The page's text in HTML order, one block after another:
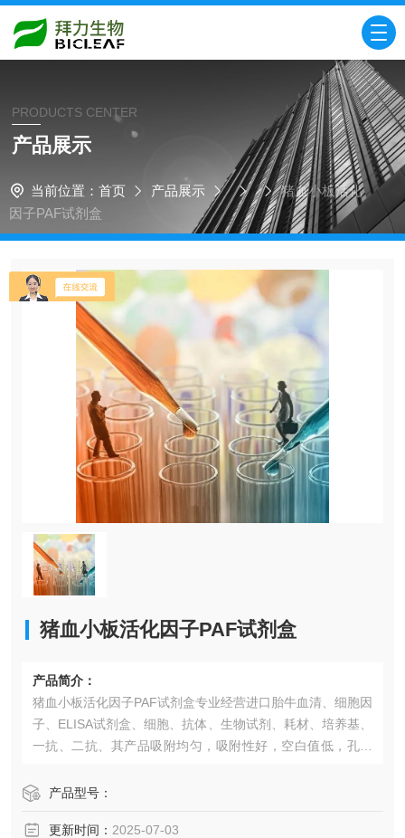
PRODUCTS CENTER
产品展示
当前位置： 首页 产品展示
猪血小板活化
因子PAF试剂盒
猪血小板活化因子PAF试剂盒
产品简介：
猪血小板活化因子PAF试剂盒​专业经营进口胎牛血清、细胞因
子、ELISA试剂盒、细胞、抗体、生物试剂、耗材、培养基、
一抗、二抗、其产品吸附均匀，吸附性好，空白值低，孔底
稳定的纯化技术，保证产品均能现货供应和产品质量的稳定
产品型号：
更新时间： 2025-07-03